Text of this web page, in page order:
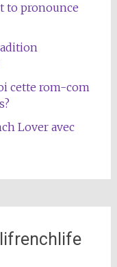
to pronounce
cette rom-com
Lover avec